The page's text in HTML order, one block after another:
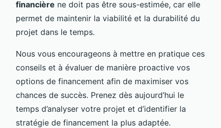
financière ne doit pas être sous-estimée, car elle
permet de maintenir la viabilité et la durabilité du
projet dans le temps.
Nous vous encourageons à mettre en pratique ces
conseils et à évaluer de manière proactive vos
options de financement afin de maximiser vos
chances de succès. Prenez dès aujourd’hui le
temps d’analyser votre projet et d’identifier la
stratégie de financement la plus adaptée.